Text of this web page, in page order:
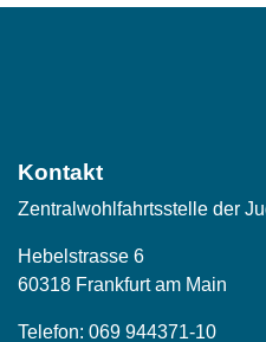
Kontakt
Zentralwohlfahrtsstelle der
Hebelstrasse 6
60318 Frankfurt am Main
Telefon: 069 944371-10